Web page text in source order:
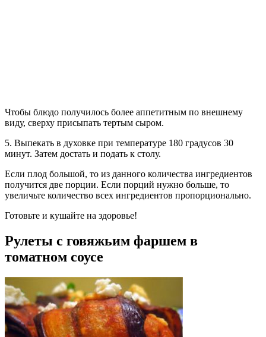
Чтобы блюдо получилось более аппетитным по внешнему
виду, сверху присыпать тертым сыром.
5. Выпекать в духовке при температуре 180 градусов 30
минут. Затем достать и подать к столу.
Если плод большой, то из данного количества ингредиентов
получится две порции. Если порций нужно больше, то
увеличьте количество всех ингредиентов пропорционально.
Готовьте и кушайте на здоровье!
Рулеты с говяжьим фаршем в
томатном соусе